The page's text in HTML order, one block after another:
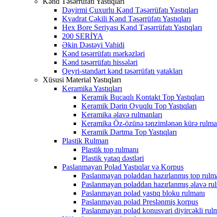
Dəyirmi Çuxurlu Kənd Təsərrüfatı Yastıqları
Kvadrat Çəkili Kənd Təsərrüfatı Yastıqları
Hex Bore Seriyası Kənd Təsərrüfatı Yastıqları
200 SERİYA
Əkin Dəstəyi Vahidi
Kənd təsərrüfatı mərkəzləri
Kənd təsərrüfatı hissələri
Qeyri-standart kənd təsərrüfatı yatakları
Xüsusi Material Yastıqları
Keramika Yastıqları
Keramik Bucaqlı Kontakt Top Yastıqları
Keramik Dərin Oyuqlu Top Yastıqları
Keramika əlavə rulmanları
Keramika Öz-özünə tənzimlənən kürə
Keramik Dartma Top Yastıqları
Plastik Rulman
Plastik top rulmanı
Plastik yataq dəstləri
Paslanmayan Polad Yastıqlar və Korpus
Paslanmayan poladdan hazırlanmış top
Paslanmayan poladdan hazırlanmış əlavə
Paslanmayan polad yastıq bloku rulmanı
Paslanmayan polad Preslənmiş korpus
Paslanmayan polad konusvari diyircəkli